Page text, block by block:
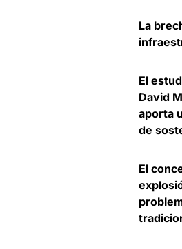
La
El
David
aporta
de
El